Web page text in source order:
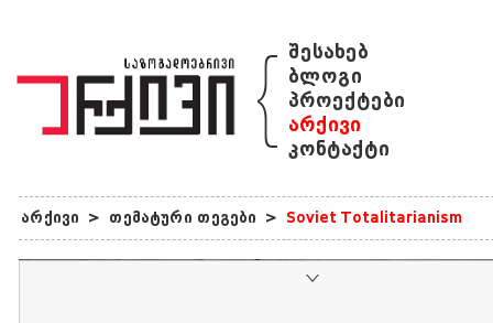
{ შესახებ
ბლოგი
პროექტები
არქივი
კონტაქტი
არქივი > თემატური თეგები > Soviet Totalitarianism